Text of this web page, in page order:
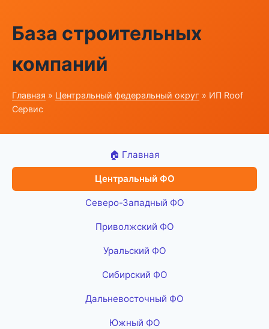
База строительных
компаний
Главная » Центральный федеральный округ » ИП Roof
Сервис
🏠 Главная
Центральный ФО
Северо-Западный ФО
Приволжский ФО
Уральский ФО
Сибирский ФО
Дальневосточный ФО
Южный ФО